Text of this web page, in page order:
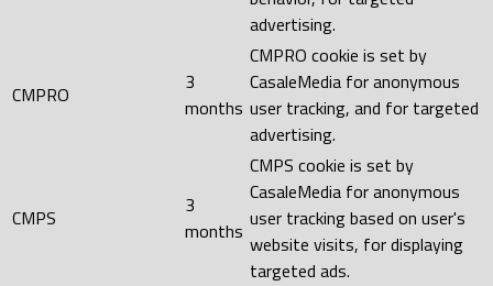
advertising.
CMPRO
3
months
CMPRO cookie is set by
CasaleMedia for anonymous
user tracking, and for targeted
advertising.
CMPS
3
months
CMPS cookie is set by
CasaleMedia for anonymous
user tracking based on user's
website visits, for displaying
targeted ads.